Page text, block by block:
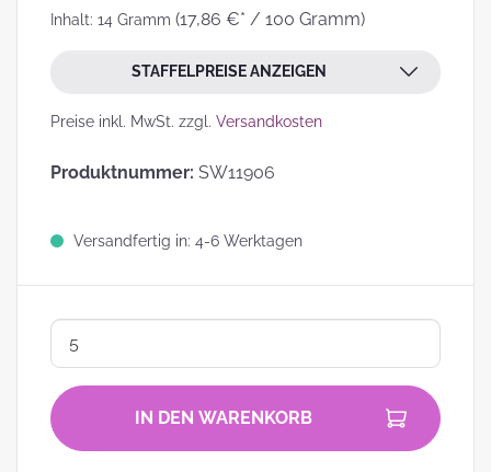
Inhalt: 14 Gramm (17,86 €* / 100 Gramm)
STAFFELPREISE ANZEIGEN
Preise inkl. MwSt. zzgl. Versandkosten
Produktnummer: SW11906
Versandfertig in: 4-6 Werktagen
IN DEN WARENKORB